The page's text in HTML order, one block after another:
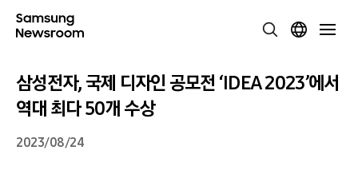
삼성전자, 국제 디자인 공모전 ‘IDEA 2023’에서
역대 최다 50개 수상
2023/08/24